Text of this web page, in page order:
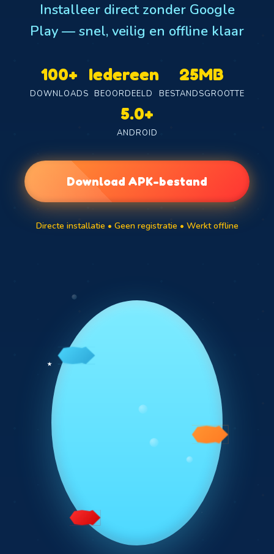
Installeer direct zonder Google
Play — snel, veilig en offline klaar
100+
DOWNLOADS
Iedereen
BEOORDEELD
25MB
BESTANDSGROOTTE
5.0+
ANDROID
Download APK-bestand
Directe installatie • Geen registratie • Werkt offline